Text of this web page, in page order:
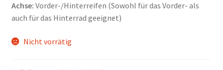
Achse: Vorder-/Hinterreifen (Sowohl für das Vorder- als
auch für das Hinterrad geeignet)
Nicht vorrätig